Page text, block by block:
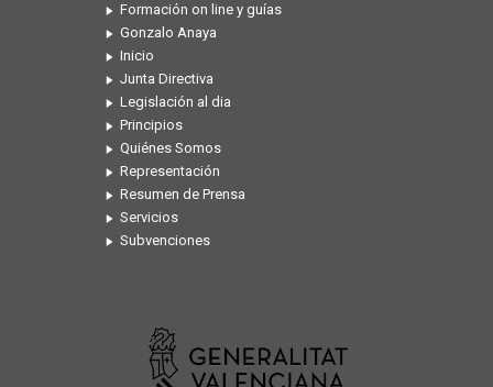
Formación on line y guías
Gonzalo Anaya
Inicio
Junta Directiva
Legislación al dia
Principios
Quiénes Somos
Representación
Resumen de Prensa
Servicios
Subvenciones